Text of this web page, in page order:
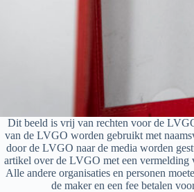
Dit beeld is vrij van rechten voor de
van de LVGO worden gebruikt met
door de LVGO naar de media worden
artikel over de LVGO met een vermelding
Alle andere organisaties en personen
de maker en een fee betalen